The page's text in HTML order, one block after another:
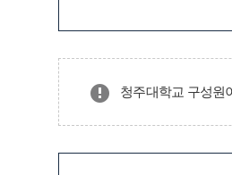
청주대학교 구성원